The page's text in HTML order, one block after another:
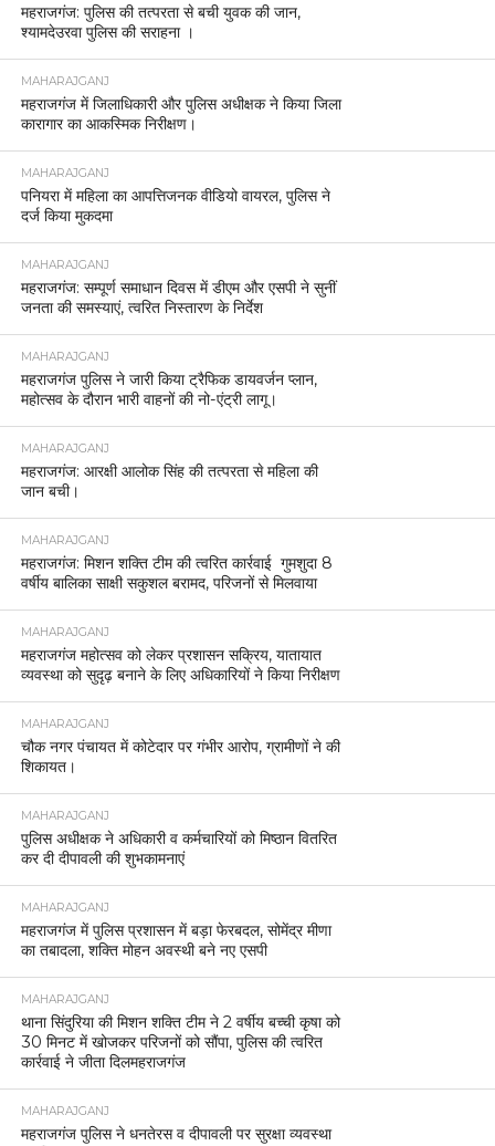
महराजगंज: पुलिस की तत्परता से बची युवक की जान,
श्यामदेउरवा पुलिस की सराहना ।
MAHARAJGANJ
महराजगंज में जिलाधिकारी और पुलिस अधीक्षक ने किया जिला
कारागार का आकस्मिक निरीक्षण।
MAHARAJGANJ
पनियरा में महिला का आपत्तिजनक वीडियो वायरल, पुलिस ने
दर्ज किया मुकदमा
MAHARAJGANJ
महराजगंज: सम्पूर्ण समाधान दिवस में डीएम और एसपी ने सुनीं
जनता की समस्याएं, त्वरित निस्तारण के निर्देश
MAHARAJGANJ
महराजगंज पुलिस ने जारी किया ट्रैफिक डायवर्जन प्लान,
महोत्सव के दौरान भारी वाहनों की नो-एंट्री लागू।
MAHARAJGANJ
महराजगंज: आरक्षी आलोक सिंह की तत्परता से महिला की
जान बची।
MAHARAJGANJ
महराजगंज: मिशन शक्ति टीम की त्वरित कार्रवाई गुमशुदा 8
वर्षीय बालिका साक्षी सकुशल बरामद, परिजनों से मिलवाया
MAHARAJGANJ
महराजगंज महोत्सव को लेकर प्रशासन सक्रिय, यातायात
व्यवस्था को सुदृढ़ बनाने के लिए अधिकारियों ने किया निरीक्षण
MAHARAJGANJ
चौक नगर पंचायत में कोटेदार पर गंभीर आरोप, ग्रामीणों ने की
शिकायत।
MAHARAJGANJ
पुलिस अधीक्षक ने अधिकारी व कर्मचारियों को मिष्ठान वितरित
कर दी दीपावली की शुभकामनाएं
MAHARAJGANJ
महराजगंज में पुलिस प्रशासन में बड़ा फेरबदल, सोमेंद्र मीणा
का तबादला, शक्ति मोहन अवस्थी बने नए एसपी
MAHARAJGANJ
थाना सिंदुरिया की मिशन शक्ति टीम ने 2 वर्षीय बच्ची कृषा को
30 मिनट में खोजकर परिजनों को सौंपा, पुलिस की त्वरित
कार्रवाई ने जीता दिलमहराजगंज
MAHARAJGANJ
महराजगंज पुलिस ने धनतेरस व दीपावली पर सुरक्षा व्यवस्था